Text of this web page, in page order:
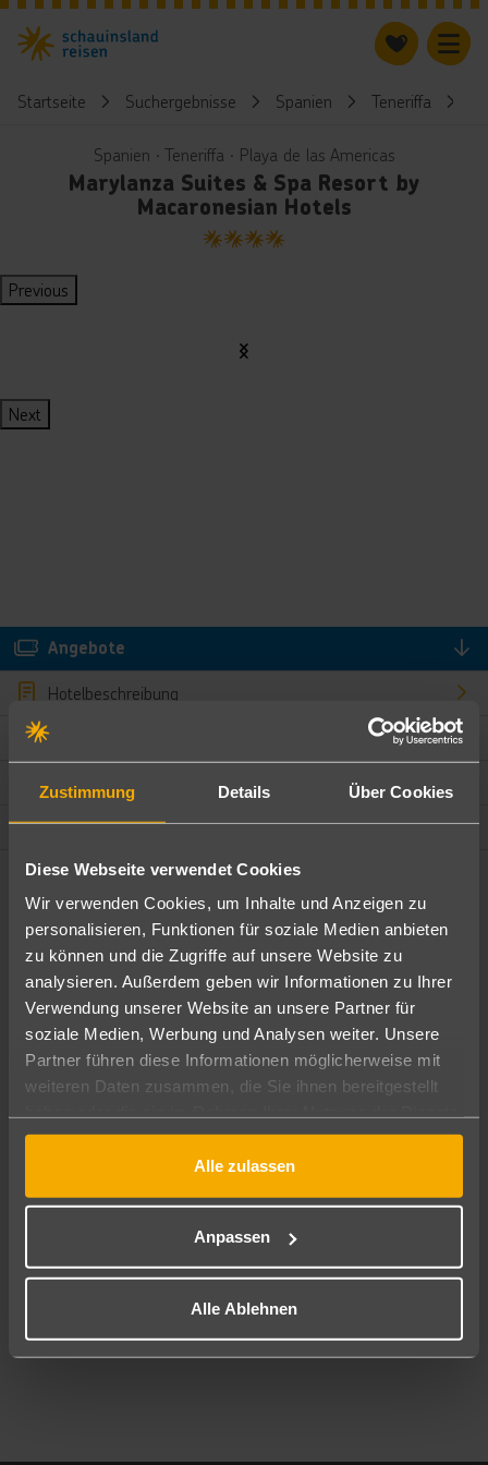
Zustimmung Details Über Cookies
Diese Webseite verwendet Cookies
Wir verwenden Cookies, um Inhalte und Anzeigen zu
personalisieren, Funktionen für soziale Medien anbieten
zu können und die Zugriffe auf unsere Website zu
analysieren. Außerdem geben wir Informationen zu Ihrer
Verwendung unserer Website an unsere Partner für
soziale Medien, Werbung und Analysen weiter. Unsere
Partner führen diese Informationen möglicherweise mit
weiteren Daten zusammen, die Sie ihnen bereitgestellt
gesammelt haben.
Alle zulassen
Anpassen
Alle Ablehnen
Startseite Suchergebnisse Spanien Teneriffa
Spanien ∙ Teneriffa ∙ Playa de las Americas
Marylanza Suites & Spa Resort by
Macaronesian Hotels
4
Previous
Next
Angebote
Hotelbeschreibung
Hotelmerkmale
Bewertungen
Lage und Umgebung
Angebote filtern
Ändere die Kriterien nach deinen Wünschen
Pauschal Nur Hotel
Abflughafen
Reisezeitraum
09.08.26–07.08.27 7-21 Nächte
2 Erwachsene Keine Kinder